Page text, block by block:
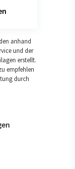
anhand
und der
erstellt.
empfehlen
durch